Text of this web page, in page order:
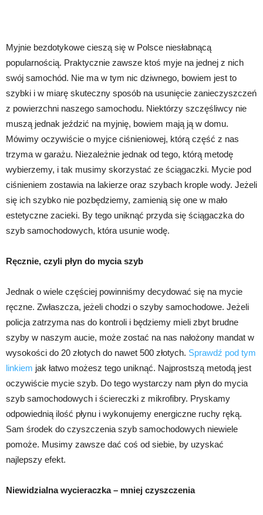
Myjnie bezdotykowe cieszą się w Polsce niesłabnącą
popularnością. Praktycznie zawsze ktoś myje na jednej z nich
swój samochód. Nie ma w tym nic dziwnego, bowiem jest to
szybki i w miarę skuteczny sposób na usunięcie zanieczyszczeń
z powierzchni naszego samochodu. Niektórzy szczęśliwcy nie
muszą jednak jeździć na myjnię, bowiem mają ją w domu.
Mówimy oczywiście o myjce ciśnieniowej, którą część z nas
trzyma w garażu. Niezależnie jednak od tego, którą metodę
wybierzemy, i tak musimy skorzystać ze ściągaczki. Mycie pod
ciśnieniem zostawia na lakierze oraz szybach krople wody. Jeżeli
się ich szybko nie pozbędziemy, zamienią się one w mało
estetyczne zacieki. By tego uniknąć przyda się ściągaczka do
szyb samochodowych, która usunie wodę.
Ręcznie, czyli płyn do mycia szyb
Jednak o wiele częściej powinniśmy decydować się na mycie
ręczne. Zwłaszcza, jeżeli chodzi o szyby samochodowe. Jeżeli
policja zatrzyma nas do kontroli i będziemy mieli zbyt brudne
szyby w naszym aucie, może zostać na nas nałożony mandat w
wysokości do 20 złotych do nawet 500 złotych. Sprawdź pod tym
linkiem jak łatwo możesz tego uniknąć. Najprostszą metodą jest
oczywiście mycie szyb. Do tego wystarczy nam płyn do mycia
szyb samochodowych i ściereczki z mikrofibry. Pryskamy
odpowiednią ilość płynu i wykonujemy energiczne ruchy ręką.
Sam środek do czyszczenia szyb samochodowych niewiele
pomoże. Musimy zawsze dać coś od siebie, by uzyskać
najlepszy efekt.
Niewidzialna wycieraczka – mniej czyszczenia